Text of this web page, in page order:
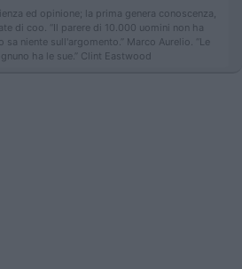
ed opinione; la prima genera conoscenza,
di coo. “Il parere di 10.000 uomini non ha
sa niente sull'argomento.” Marco Aurelio. “Le
ha le sue.” Clint Eastwood